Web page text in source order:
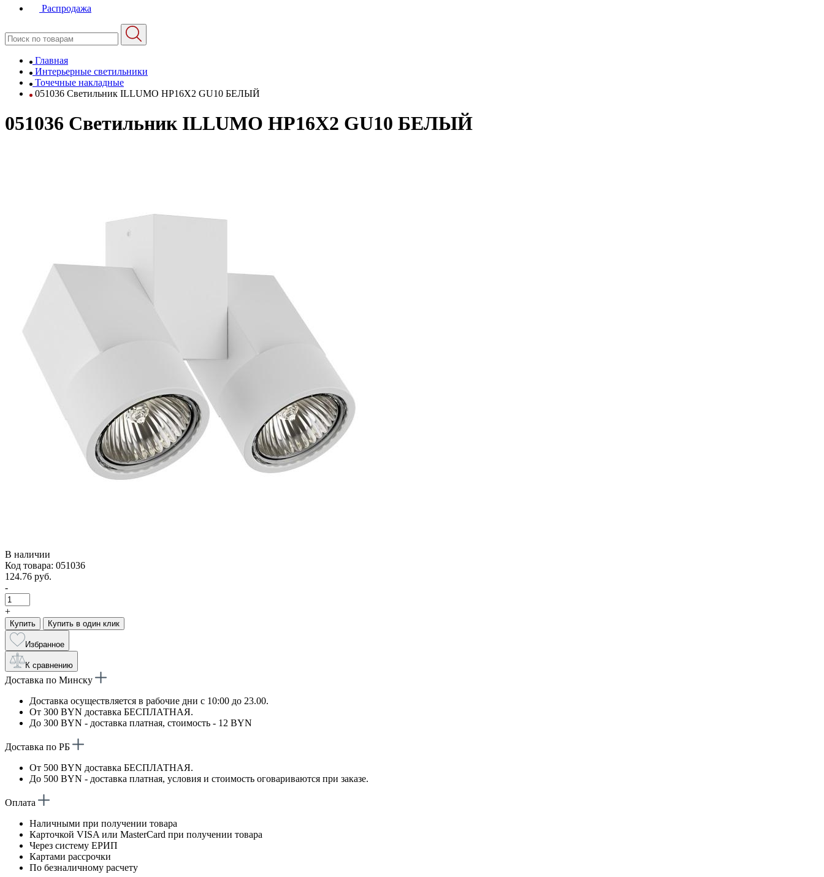
Распродажа
Главная
Интерьерные светильники
Точечные накладные
051036 Светильник ILLUMO HP16X2 GU10 БЕЛЫЙ
051036 Светильник ILLUMO HP16X2 GU10 БЕЛЫЙ
В наличии
Код товара: 051036
124.76 руб.
-
+
Купить Купить в один клик
Избранное
К сравнению
Доставка по Минску
Доставка осуществляется в рабочие дни с 10:00 до 23.00.
От 300 BYN доставка БЕСПЛАТНАЯ.
До 300 BYN - доставка платная, стоимость - 12 BYN
Доставка по РБ
От 500 BYN доставка БЕСПЛАТНАЯ.
До 500 BYN - доставка платная, условия и стоимость оговариваются при заказе.
Оплата
Наличными при получении товара
Карточкой VISA или MasterCard при получении товара
Через систему ЕРИП
Картами рассрочки
По безналичному расчету